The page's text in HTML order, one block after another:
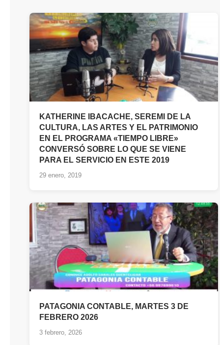
KATHERINE IBACACHE, SEREMI DE LA
CULTURA, LAS ARTES Y EL PATRIMONIO
EN EL PROGRAMA «TIEMPO LIBRE»
CONVERSÓ SOBRE LO QUE SE VIENE
PARA EL SERVICIO EN ESTE 2019
29 enero, 2019
PATAGONIA CONTABLE, MARTES 3 DE
FEBRERO 2026
3 febrero, 2026